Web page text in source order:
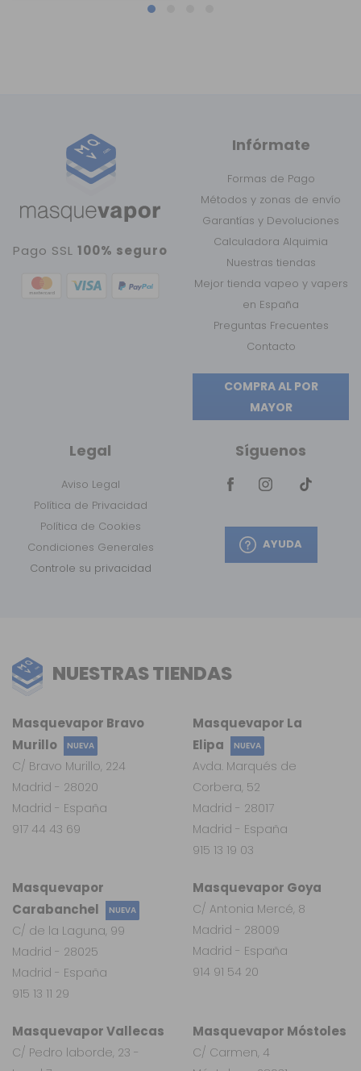
Pago SSL100% seguro
Infórmate
Formas de Pago
Métodos y zonas de envío
Garantías y Devoluciones
Calculadora Alquimia
Nuestras tiendas
Mejor tienda vapeo y vapers
en España
Preguntas Frecuentes
Contacto
COMPRA AL POR
MAYOR
Legal
Aviso Legal
Política de Privacidad
Política de Cookies
Condiciones Generales
Controle su privacidad
Síguenos
AYUDA
NUESTRAS TIENDAS
Masquevapor
Carabanchel
NUEVA
C/ de la Laguna, 99
Madrid - 28025
Madrid - España
915 13 11 29
Masquevapor Vallecas
C/ Pedro laborde, 23 -
Masquevapor Móstoles
C/ Carmen, 4
Masquevapor Goya
C/ Antonia Mercé, 8
Madrid - 28009
Madrid - España
914 91 54 20
Masquevapor La
Elipa
NUEVA
Avda. Marqués de
Corbera, 52
Madrid - 28017
Madrid - España
915 13 19 03
Masquevapor Bravo
Murillo
NUEVA
C/ Bravo Murillo, 224
Madrid - 28020
Madrid - España
917 44 43 69